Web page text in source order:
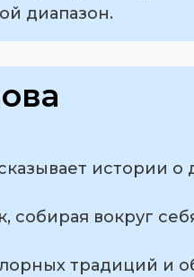
диапазон.
истории о
собирая вокруг
традиций и